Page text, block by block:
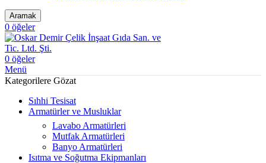
Aramak
0 öğeler
0 öğeler
Menü
Kategorilere Gözat
Sıhhi Tesisat
Armatürler ve Musluklar
Lavabo Armatürleri
Mutfak Armatürleri
Banyo Armatürleri
Isıtma ve Soğutma Ekipmanları